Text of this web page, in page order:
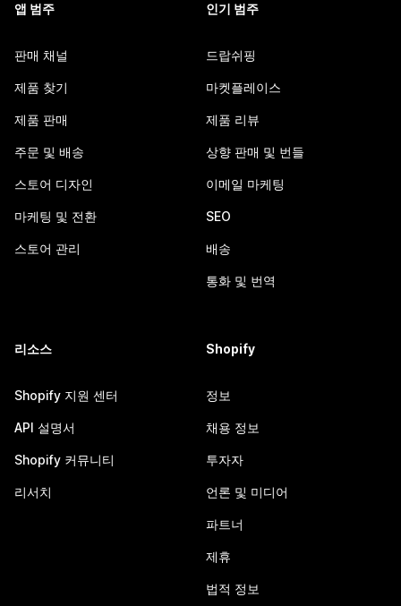
앱 범주
판매 채널
제품 찾기
제품 판매
주문 및 배송
스토어 디자인
마케팅 및 전환
스토어 관리
인기 범주
드랍쉬핑
마켓플레이스
제품 리뷰
상향 판매 및 번들
이메일 마케팅
SEO
배송
통화 및 번역
리소스
Shopify 지원 센터
API 설명서
Shopify 커뮤니티
리서치
Shopify
정보
채용 정보
투자자
언론 및 미디어
파트너
제휴
법적 정보